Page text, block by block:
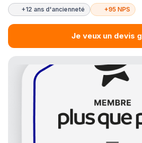
+12 ans d'ancienneté +95 NPS
Je veux un devis